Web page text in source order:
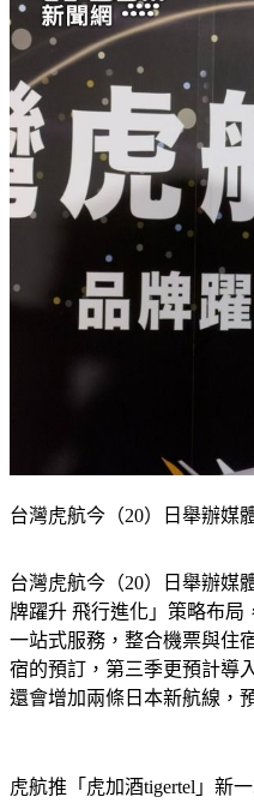
台灣虎航今（20）日舉辦媒
台灣虎航今（20）日舉辦媒
牌躍升 飛行進化」策略布
一站式服務，整合機票與住
宿的預訂，第三季更預計導
還會增加兩條日本新航線，
虎航推「虎加酒tigertel」新